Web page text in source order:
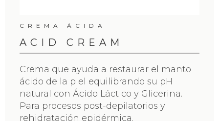
CREMA ÁCIDA
ACID CREAM
Crema que ayuda a restaurar el manto
ácido de la piel equilibrando su pH
natural con Ácido Láctico y Glicerina.
Para procesos post-depilatorios y
rehidratación epidérmica.